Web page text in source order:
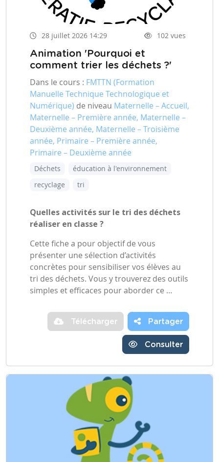
28 juillet 2026 14:29 102 vues
Animation 'Pourquoi et
comment trier les déchets ?'
Dans le cours : FMTTN (Formation
Manuelle Technique Technologique et
Numérique) de niveau Maternelle – Accueil,
Maternelle – Première année, Maternelle –
Deuxième année, Maternelle – Troisième
année, Primaire – Première année,
Primaire – Deuxième année
Déchets
éducation à l'environnement
recyclage
tri
Quelles activités sur le tri des déchets
réaliser en classe ?
Cette fiche a pour objectif de vous
présenter une sélection d’activités
concrètes pour sensibiliser vos élèves au
tri des déchets. Vous y trouverez des outils
simples et efficaces pour aborder ce …
Télécharger Partager
Consulter